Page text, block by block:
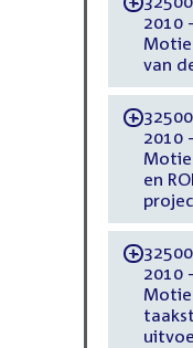
2010
van
-
2010
en
-
2010